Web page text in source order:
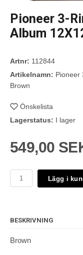
Pioneer 3-
Album
Artnr: 112844
Artikelnamn: Pioneer
Brown
Önskelista
Lagerstatus: I lager
549,00
Lägg i
BESKRIVNING
Brown